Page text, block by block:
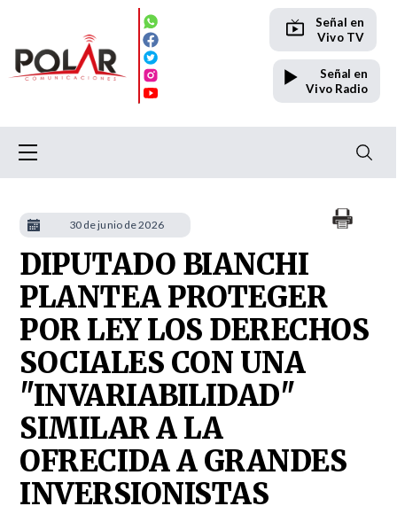
Señal en
Vivo TV
Señal en
Vivo Radio
DIPUTADO BIANCHI
PLANTEA PROTEGER
POR LEY LOS DERECHOS
SOCIALES CON UNA
"INVARIABILIDAD"
SIMILAR A LA
OFRECIDA A GRANDES
INVERSIONISTAS
30 de junio de 2026